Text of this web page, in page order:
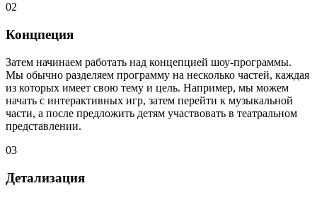
02
Концпеция
Затем начинаем работать над концепцией шоу-программы.
Мы обычно разделяем программу на несколько частей, каждая
из которых имеет свою тему и цель. Например, мы можем
начать с интерактивных игр, затем перейти к музыкальной
части, а после предложить детям участвовать в театральном
представлении.
03
Детализация